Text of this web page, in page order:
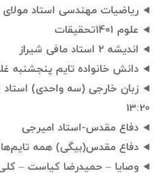
ریاضیات مهندسی استاد مولای
علوم 1401تحقیقات
اندیشه ۲ استاد مافی شیراز
دانش خانواده تایم پنجشنبه
13:20
دفاع مقدس-استاد امیرجی
دفاع مقدس(بیگی) همه تا‌یم‌ها
وصایا – حمیدرضا کیاست –